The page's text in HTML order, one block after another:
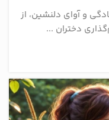
و آوای دلنشین، از
دختران ...